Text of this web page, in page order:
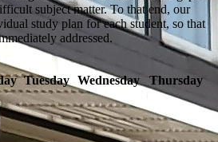
subject matter. To that end, our
study plan for each student, so that
addressed.
Tuesday Wednesday Thursday